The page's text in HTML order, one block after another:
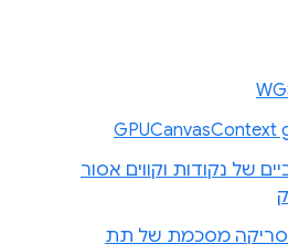
‎GPUCanvasContext
של נקודות וקווים אסור
לסריקה מסכמת של תת